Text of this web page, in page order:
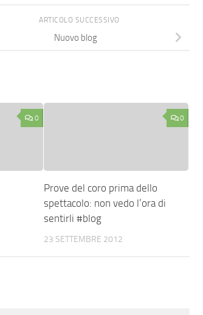
ARTICOLO SUCCESSIVO
Nuovo blog
0 0
Prove del coro prima dello
spettacolo: non vedo l’ora di
sentirli #blog
23 SETTEMBRE 2012